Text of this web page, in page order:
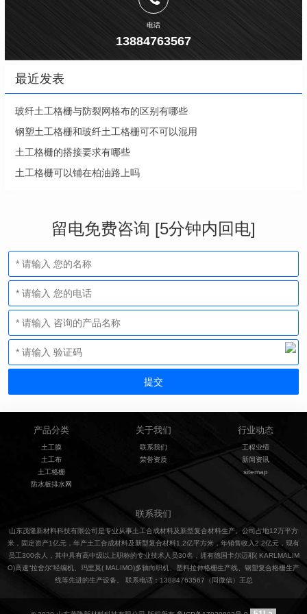
电话
13884763567
最近发表
玻纤土工格栅与防裂网格布的区别有哪些
钢塑土工格栅和玻纤土工格栅可不可以混用
土工格栅的搭接要求有哪些
土工格栅可以铺在柏油路上吗
留电免费咨询 [5分钟内回电]
产品分类
土工膜
土工布
土工格栅
防水板排水网
关于我们
联系我们
荣誉资质
行业动态
工程业绩
新闻资讯
sitemap
联系我们
山东茂隆新材料科技有限公司是专业从事土工合成材料及新型复合材料生产。公司占地12万平方
米，固定资产1亿元，年产土工合成材料及新型复合材料1.2亿平方米，年销售收入2.2亿元，现有
员工300余人，其中具有高中级以上职称的专业技术人员30名，拥有德国卡尔迈耶( KARLMALIM
O)高速“拉舍尔”经编机、玛里莫( MALIMO)多轴向织机、塑料拉伸格栅生产线、钢塑复合格栅生产
线等先进的生产设备。 联系电话：13884763567（同微信）王总